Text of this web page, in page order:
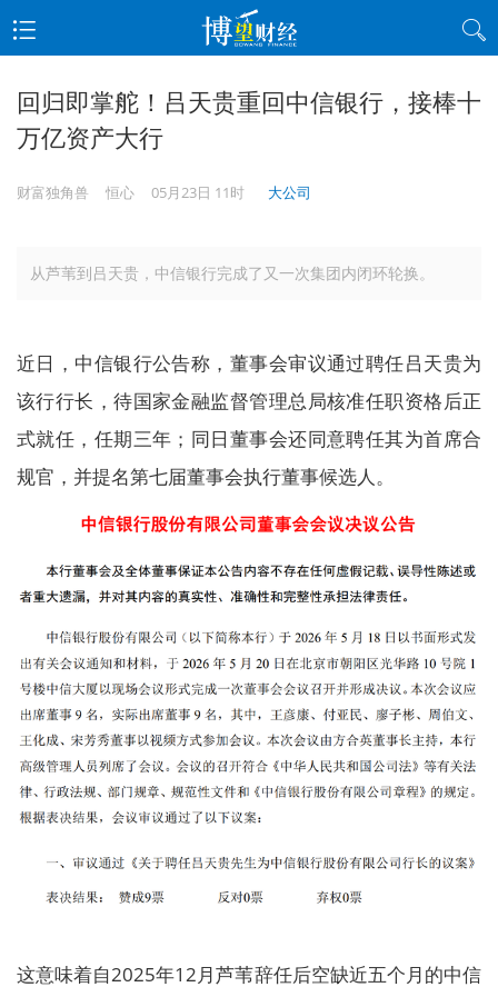
回归即掌舵！吕天贵重回中信银行，接棒十
万亿资产大行
财富独角兽 恒心 05月23日 11时 大公司
从芦苇到吕天贵，中信银行完成了又一次集团内闭环轮换。
近日，中信银行公告称，董事会审议通过聘任吕天贵为
该行行长，待国家金融监督管理总局核准任职资格后正
式就任，任期三年；同日董事会还同意聘任其为首席合
规官，并提名第七届董事会执行董事候选人。
这意味着自2025年12月芦苇辞任后空缺近五个月的中信